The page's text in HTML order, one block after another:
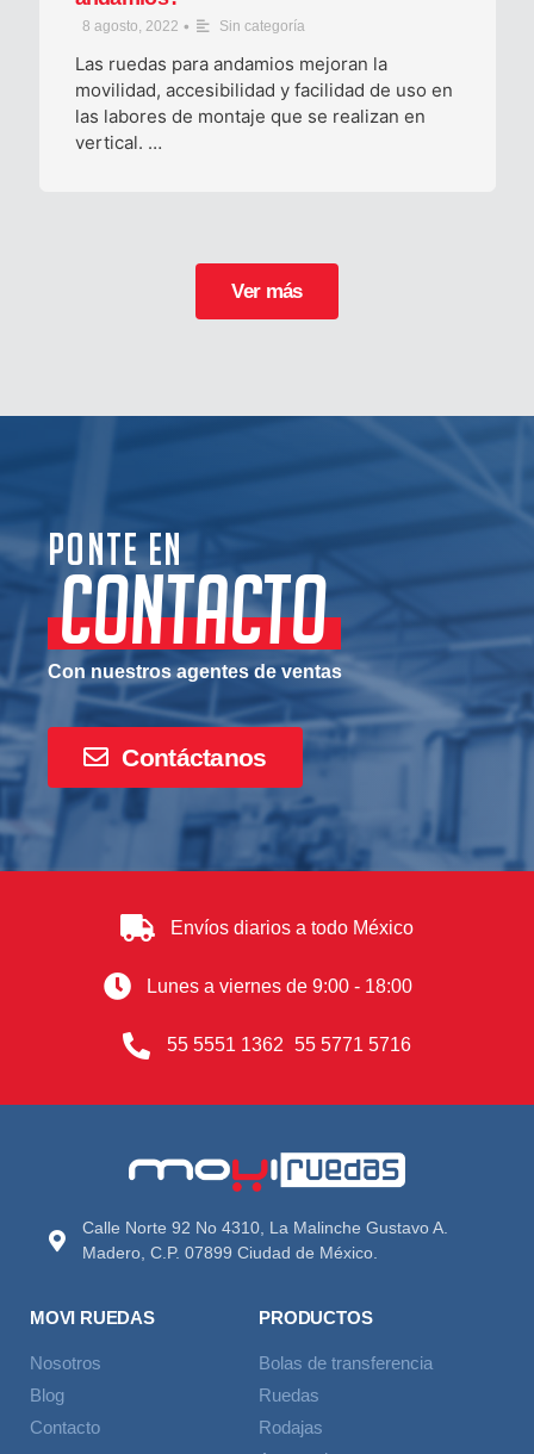
8 agosto, 2022 • Sin categoría
Las ruedas para andamios mejoran la
movilidad, accesibilidad y facilidad de uso en
las labores de montaje que se realizan en
vertical. …
Ver más
Ponte en
CONTACTO
Con nuestros agentes de ventas
Contáctanos
Envíos diarios a todo México
Lunes a viernes de 9:00 - 18:00
55 5551 1362 55 5771 5716
Calle Norte 92 No 4310, La Malinche Gustavo A.
Madero, C.P. 07899 Ciudad de México.
MOVI RUEDAS
Nosotros
Blog
Contacto
PRODUCTOS
Bolas de transferencia
Ruedas
Rodajas